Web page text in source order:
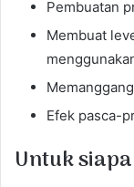
Pembuatan
Membuat
Efek pasca-
Untuk